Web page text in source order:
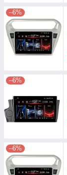
–6%
–6%
–6%